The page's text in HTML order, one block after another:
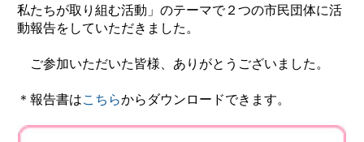
人権
その他
私たちが取り組む活動」のテーマで２つの市民団体に活
動報告をしていただきました。
ご参加いただいた皆様、ありがとうございました。
＊報告書はこちらからダウンロードできます。